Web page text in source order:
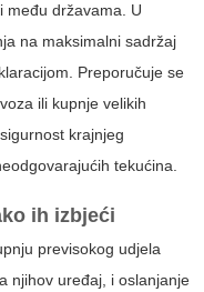
među državama. U
na maksimalni sadržaj
Preporučuje se
ili kupnje velikih
krajnjeg
tekućina.
ih izbjeći
previsokog udjela
njihov uređaj, i oslanjanje